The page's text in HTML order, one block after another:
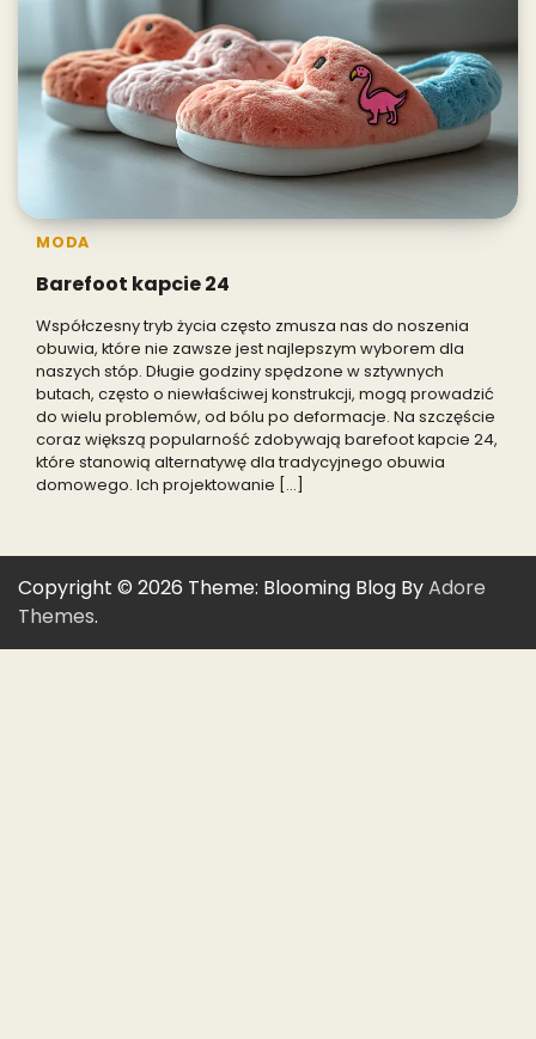
MODA
Barefoot kapcie 24
Współczesny tryb życia często zmusza nas do noszenia
obuwia, które nie zawsze jest najlepszym wyborem dla
naszych stóp. Długie godziny spędzone w sztywnych
butach, często o niewłaściwej konstrukcji, mogą prowadzić
do wielu problemów, od bólu po deformacje. Na szczęście
coraz większą popularność zdobywają barefoot kapcie 24,
które stanowią alternatywę dla tradycyjnego obuwia
domowego. Ich projektowanie […]
Copyright © 2026 Theme: Blooming Blog ByAdore
Themes.